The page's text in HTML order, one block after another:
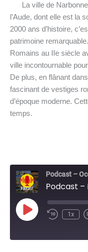
La ville de Narbonne
l’Aude, dont elle est la
2000 ans d’histoire,
patrimoine
Romains au IIe siècle
ville incontournable
De plus, en flânant
fascinant de vestiges
d’époque moderne.
temps.
Podcast –
Play
Episode
1x